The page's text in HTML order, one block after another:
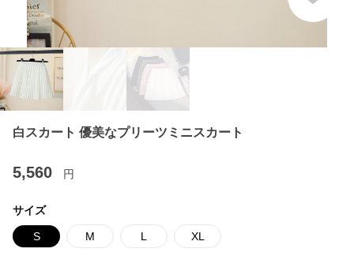
白スカート 優美なプリーツミニスカート
5,560 円
サイズ
S M L XL